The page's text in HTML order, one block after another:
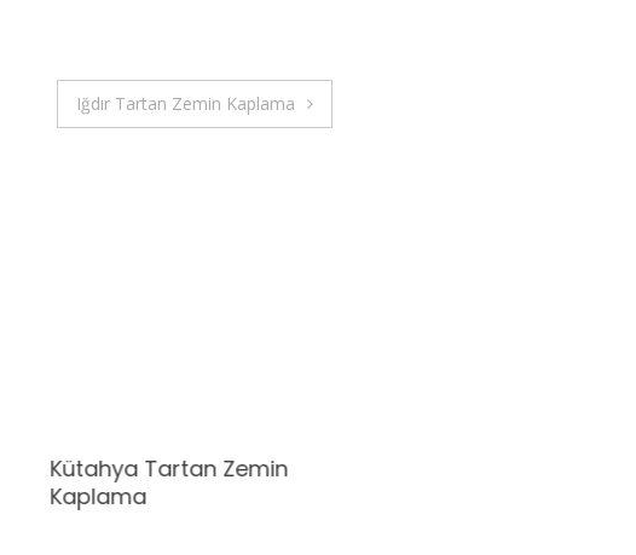
Iğdır Tartan Zemin Kaplama
Kütahya Tartan Zemin
Kaplama